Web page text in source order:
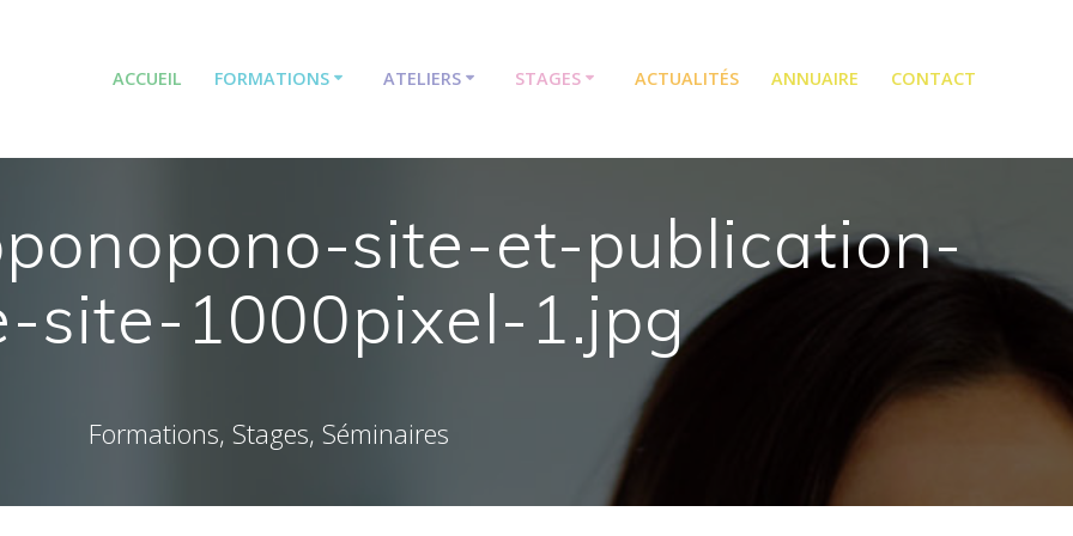
ACCUEIL FORMATIONS ATELIERS STAGES ACTUALITÉS ANNUAIRE CONTACT
site-et-publication-
site-1000pixel-1.jpg
Formations, Stages, Séminaires